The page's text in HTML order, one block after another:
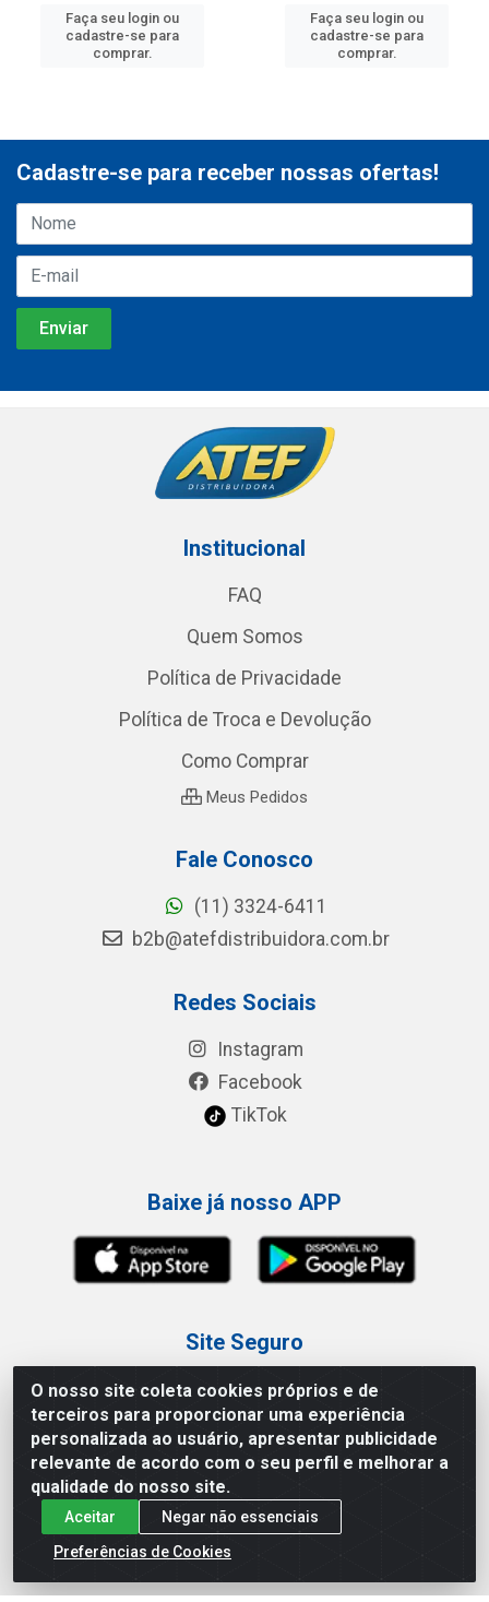
Faça seu login ou
cadastre-se para
comprar.
Faça seu login ou
cadastre-se para
comprar.
O nosso site coleta cookies próprios e de
terceiros para proporcionar uma experiência
personalizada ao usuário, apresentar publicidade
relevante de acordo com o seu perfil e melhorar a
qualidade do nosso site.
Aceitar
Negar não essenciais
Preferências de Cookies
Cadastre-se para receber nossas ofertas!
Institucional
FAQ
Quem Somos
Política de Privacidade
Política de Troca e Devolução
Como Comprar
Meus Pedidos
Fale Conosco
(11) 3324-6411
b2b@atefdistribuidora.com.br
Redes Sociais
Instagram
Facebook
TikTok
Baixe já nosso APP
Site Seguro
Loja / Showroom
Tel.: (11) 3227-0546
Av Vautier, 587/597 - Pari - São Paulo/SP